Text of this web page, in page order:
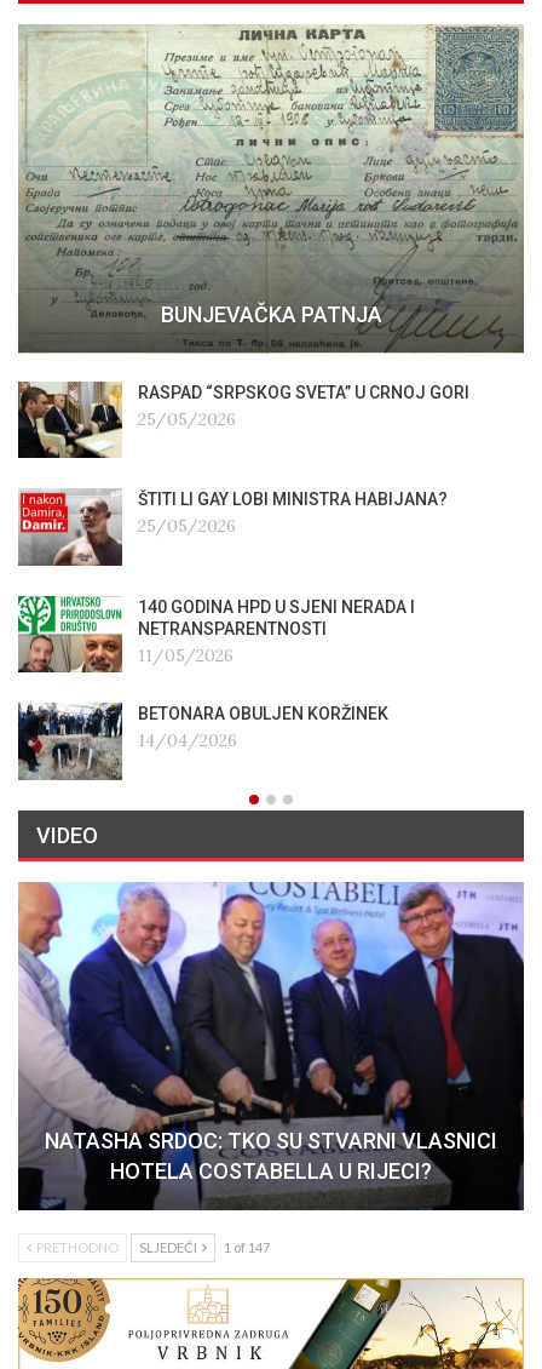
BUNJEVAČKA PATNJA
RASPAD “SRPSKOG SVETA” U CRNOJ GORI
25/05/2026
ŠTITI LI GAY LOBI MINISTRA HABIJANA?
25/05/2026
140 GODINA HPD U SJENI NERADA I
NETRANSPARENTNOSTI
11/05/2026
BETONARA OBULJEN KORŽINEK
14/04/2026
VIDEO
NATASHA SRDOC: TKO SU STVARNI VLASNICI
HOTELA COSTABELLA U RIJECI?
PRETHODNO SLJEDEĆI 1 of 147